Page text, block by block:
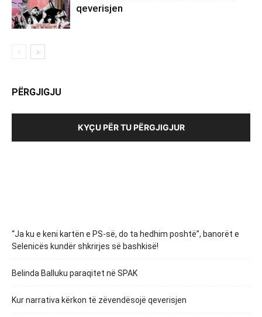
qeverisjen
PËRGJIGJU
KYÇU PËR TU PËRGJIGJUR
“Ja ku e keni kartën e PS-së, do ta hedhim poshtë”, banorët e
Selenicës kundër shkrirjes së bashkisë!
Belinda Balluku paraqitet në SPAK
Kur narrativa kërkon të zëvendësojë qeverisjen